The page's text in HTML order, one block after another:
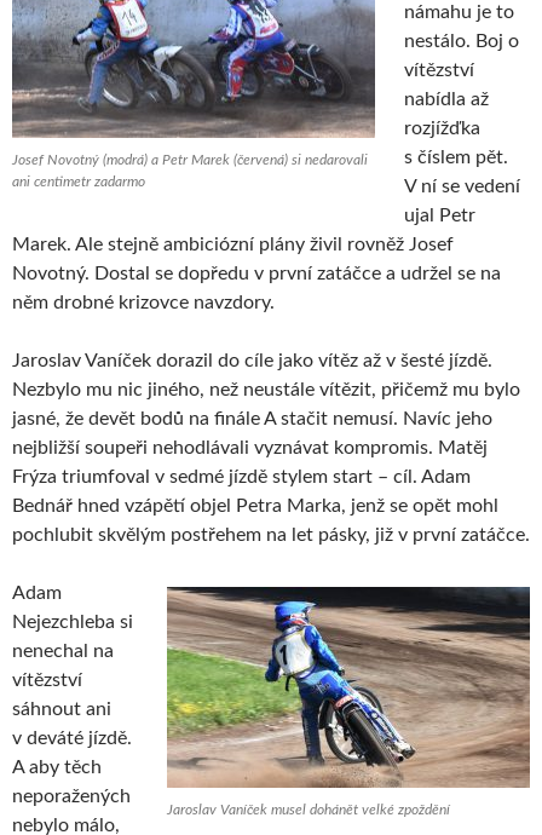
Josef Novotný (modrá) a Petr Marek (červená) si nedarovali
ani centimetr zadarmo
námahu je to
nestálo. Boj o
vítězství
nabídla až
rozjížďka
s číslem pět.
V ní se vedení
ujal Petr
Marek. Ale stejně ambiciózní plány živil rovněž Josef
Novotný. Dostal se dopředu v první zatáčce a udržel se na
něm drobné krizovce navzdory.
Jaroslav Vaníček dorazil do cíle jako vítěz až v šesté jízdě.
Nezbylo mu nic jiného, než neustále vítězit, přičemž mu bylo
jasné, že devět bodů na finále A stačit nemusí. Navíc jeho
nejbližší soupeři nehodlávali vyznávat kompromis. Matěj
Frýza triumfoval v sedmé jízdě stylem start – cíl. Adam
Bednář hned vzápětí objel Petra Marka, jenž se opět mohl
pochlubit skvělým postřehem na let pásky, již v první zatáčce.
Jaroslav Vaníček musel dohánět velké zpoždění
Adam
Nejezchleba si
nenechal na
vítězství
sáhnout ani
v deváté jízdě.
A aby těch
neporažených
nebylo málo,